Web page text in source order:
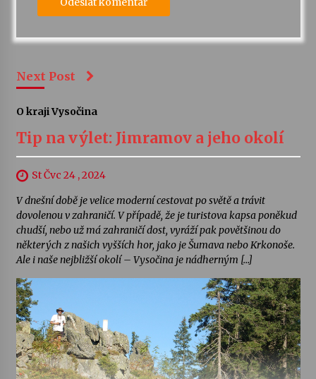
Next Post
O kraji Vysočina
Tip na výlet: Jimramov a jeho okolí
St Čvc 24 , 2024
V dnešní době je velice moderní cestovat po světě a trávit
dovolenou v zahraničí. V případě, že je turistova kapsa poněkud
chudší, nebo už má zahraničí dost, vyráží pak povětšinou do
některých z našich vyšších hor, jako je Šumava nebo Krkonoše.
Ale i naše nejbližší okolí – Vysočina je nádherným […]